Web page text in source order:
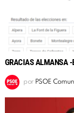
GRACIAS ALMANSA
por PSOE